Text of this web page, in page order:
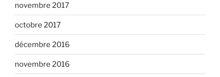
novembre 2017
octobre 2017
décembre 2016
novembre 2016